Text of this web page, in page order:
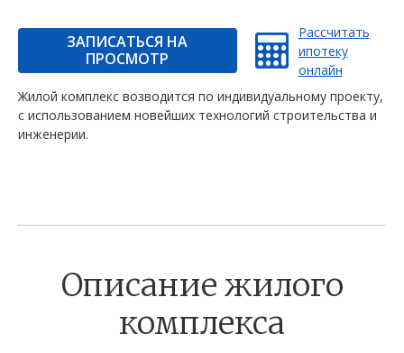
ЗАПИСАТЬСЯ НА
ПРОСМОТР
Рассчитать
ипотеку
онлайн
Жилой комплекс возводится по индивидуальному проекту,
с использованием новейших технологий строительства и
инженерии.
Описание жилого
комплекса